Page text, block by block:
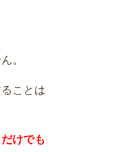
。
ことは
けでも